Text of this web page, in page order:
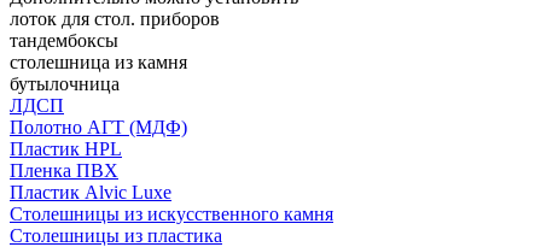
лоток для стол. приборов
тандембоксы
столешница из камня
бутылочница
ЛДСП
Полотно АГТ (МДФ)
Пластик HPL
Пленка ПВХ
Пластик Alvic Luxe
Столешницы из искусственного камня
Столешницы из пластика